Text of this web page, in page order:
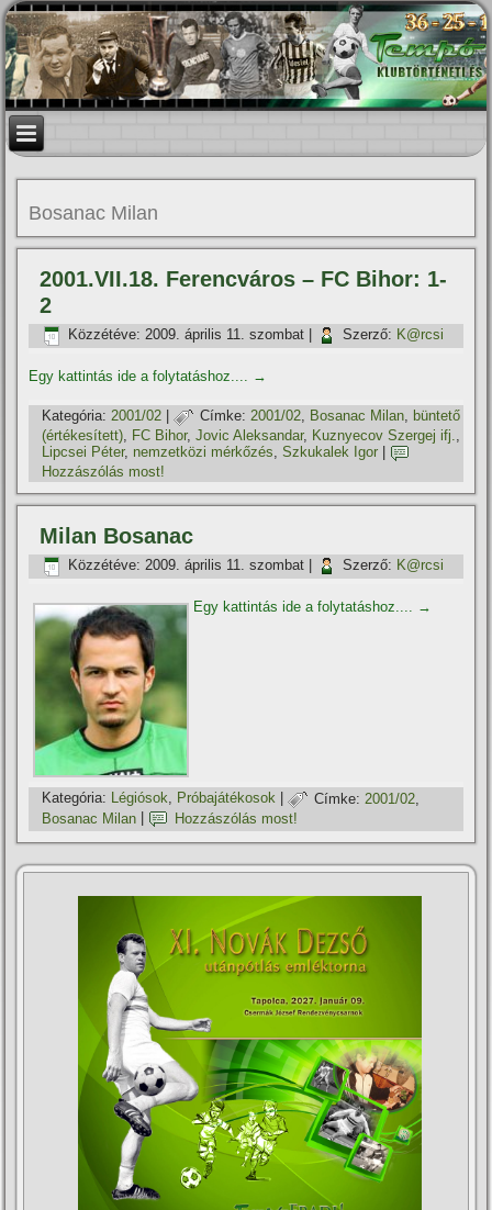
Bosanac Milan
2001.VII.18. Ferencváros – FC Bihor: 1-
2
Közzétéve: 2009. április 11. szombat Szerző: K@rcsi
Egy kattintás ide a folytatáshoz.... →
Kategória: 2001/02 | Címke: 2001/02, Bosanac Milan, büntető
(értékesí­tett), FC Bihor,Jovic Aleksandar, Kuznyecov Szergej ifj.,
Lipcsei Péter, nemzetközi mérkőzés,Szkukalek Igor
Hozzászólás most!
Milan Bosanac
Közzétéve: 2009. április 11. szombat Szerző: K@rcsi
Egy kattintás ide a folytatáshoz.... →
Kategória: Légiósok, Próbajátékosok | Címke: 2001/02
Bosanac Milan
Hozzászólás most!